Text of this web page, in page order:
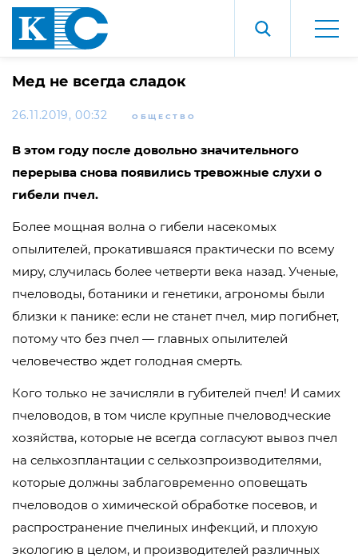
Мед не всегда сладок
26.11.2019, 00:32 ОБЩЕСТВО
В этом году после довольно значительного
перерыва снова появились тревожные слухи о
гибели пчел.
Более мощная волна о гибели насекомых
опылителей, прокатившаяся практически по всему
миру, случилась более четверти века назад. Ученые,
пчеловоды, ботаники и генетики, агрономы были
близки к панике: если не станет пчел, мир погибнет,
потому что без пчел — главных опылителей
человечество ждет голодная смерть.
Кого только не зачисляли в губителей пчел! И самих
пчеловодов, в том числе крупные пчеловодческие
хозяйства, которые не всегда согласуют вывоз пчел
на сельхозплантации с сельхозпроизводителями,
которые должны заблаговременно оповещать
пчеловодов о химической обработке посевов, и
распространение пчелиных инфекций, и плохую
экологию в целом, и производителей различных